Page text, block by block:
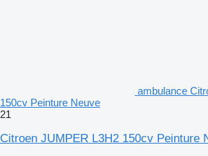
ambulance
150cv Peinture Neuve
21
Citroen JUMPER L3H2 150cv Peinture